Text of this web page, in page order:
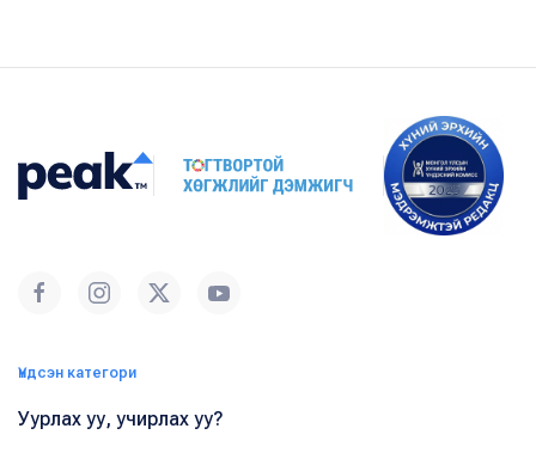
Үндсэн категори
Уурлах уу, учирлах уу?